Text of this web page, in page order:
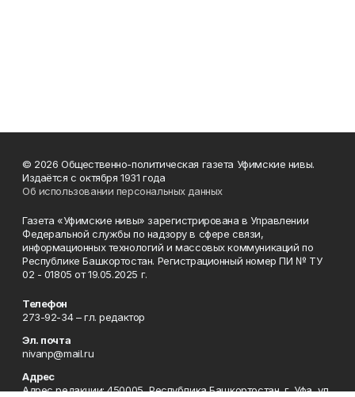
© 2026 Общественно-политическая газета Уфимские нивы.
Издаётся с октября 1931 года
Об использовании персональных данных
Газета «Уфимские нивы» зарегистрирована в Управлении
Федеральной службы по надзору в сфере связи,
информационных технологий и массовых коммуникаций по
Республике Башкортостан. Регистрационный номер ПИ № ТУ
02 - 01805 от 19.05.2025 г.
Телефон
273-92-34 – гл. редактор
Эл. почта
nivanp@mail.ru
Адрес
Адрес редакции: 450005, Республика Башкортостан, г. Уфа, ул.